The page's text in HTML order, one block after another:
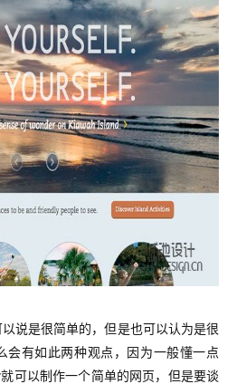
说是很简单的，但是也可以认为是很
会有如此两种观点，因为一般懂一点
可以制作一个简单的网页，但是要谈